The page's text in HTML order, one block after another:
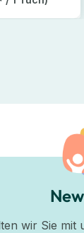
wir Sie mit